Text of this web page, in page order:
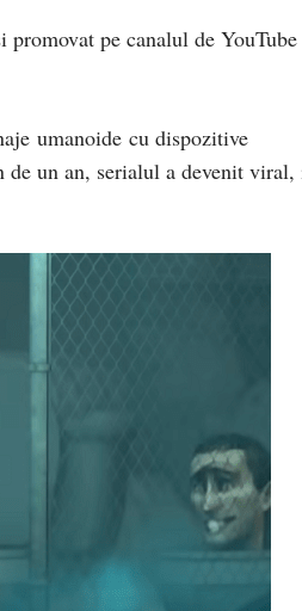
pe canalul de YouTube
umanoide cu dispozitive
de un an, serialul a devenit viral,